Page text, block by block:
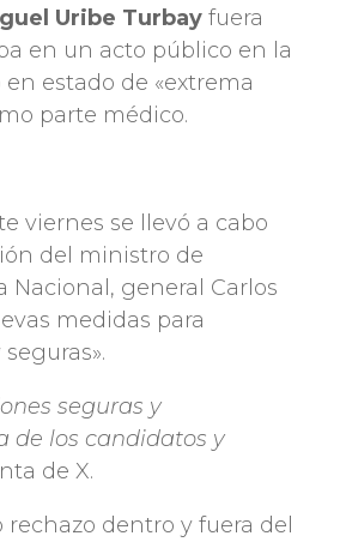
Uribe Turbay fuera
en un acto público en la
estado de «extrema
parte médico.
viernes se llevó a cabo
del ministro de
Nacional, general Carlos
medidas para
seguras y
de los candidatos y
de X.
dentro y fuera del